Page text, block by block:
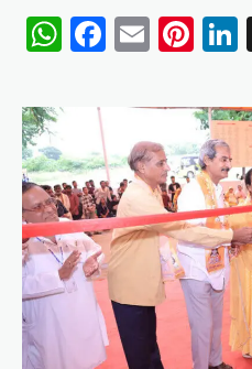
WhatsApp
Facebook
Email